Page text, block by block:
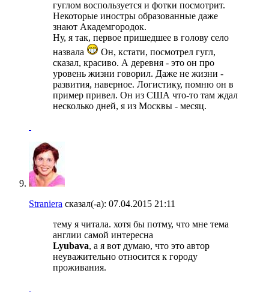
гуглом воспользуется и фотки посмотрит.
Некоторые иностры образованные даже
знают Академгородок.
Ну, я так, первое пришедшее в голову село
назвала
Он, кстати, посмотрел гугл,
сказал, красиво. А деревня - это он про
уровень жизни говорил. Даже не жизни -
развития, наверное. Логистику, помню он в
пример привел. Он из США что-то там ждал
несколько дней, я из Москвы - месяц.
Straniera сказал(-а): 07.04.2015 21:11
тему я читала. хотя бы потму, что мне тема
англии самой интересна
Lyubava, а я вот думаю, что это автор
неуважительно относится к городу
проживания.